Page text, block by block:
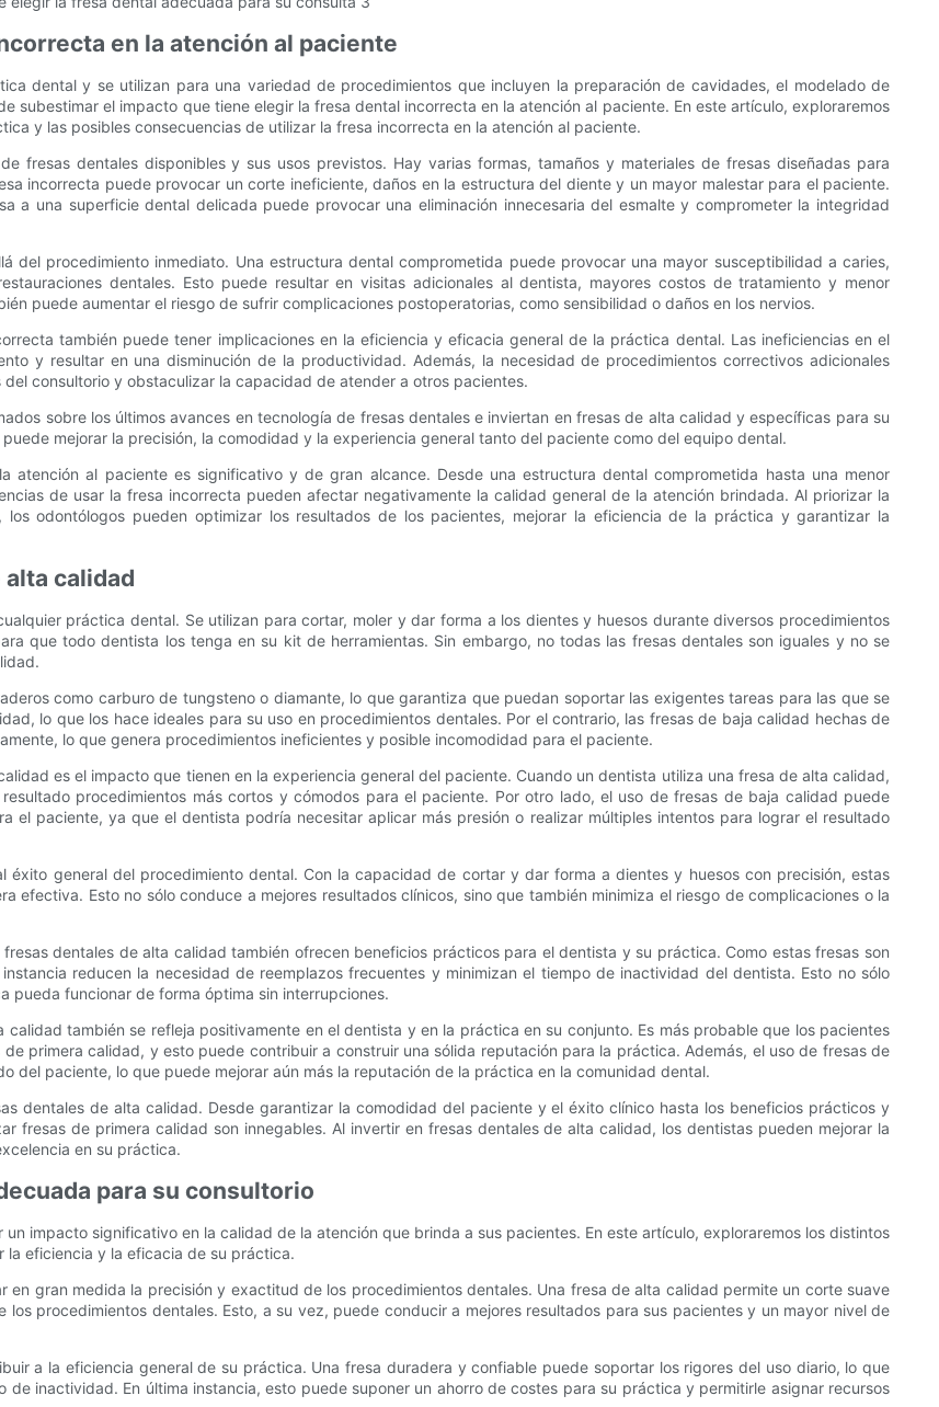
en la atención al paciente
dental y se utilizan para una variedad de procedimientos que incluyen la preparación de cavidades, el modelado de
subestimar el impacto que tiene elegir la fresa dental incorrecta en la atención al paciente. En este artículo, exploraremos
y las posibles consecuencias de utilizar la fresa incorrecta en la atención al paciente.
fresas dentales disponibles y sus usos previstos. Hay varias formas, tamaños y materiales de fresas diseñadas para
incorrecta puede provocar un corte ineficiente, daños en la estructura del diente y un mayor malestar para el paciente.
a una superficie dental delicada puede provocar una eliminación innecesaria del esmalte y comprometer la integridad
del procedimiento inmediato. Una estructura dental comprometida puede provocar una mayor susceptibilidad a caries,
dentales. Esto puede resultar en visitas adicionales al dentista, mayores costos de tratamiento y menor
puede aumentar el riesgo de sufrir complicaciones postoperatorias, como sensibilidad o daños en los nervios.
también puede tener implicaciones en la eficiencia y eficacia general de la práctica dental. Las ineficiencias en el
y resultar en una disminución de la productividad. Además, la necesidad de procedimientos correctivos adicionales
consultorio y obstaculizar la capacidad de atender a otros pacientes.
sobre los últimos avances en tecnología de fresas dentales e inviertan en fresas de alta calidad y específicas para su
mejorar la precisión, la comodidad y la experiencia general tanto del paciente como del equipo dental.
atención al paciente es significativo y de gran alcance. Desde una estructura dental comprometida hasta una menor
de usar la fresa incorrecta pueden afectar negativamente la calidad general de la atención brindada. Al priorizar la
odontólogos pueden optimizar los resultados de los pacientes, mejorar la eficiencia de la práctica y garantizar la
calidad
práctica dental. Se utilizan para cortar, moler y dar forma a los dientes y huesos durante diversos procedimientos
que todo dentista los tenga en su kit de herramientas. Sin embargo, no todas las fresas dentales son iguales y no se
como carburo de tungsteno o diamante, lo que garantiza que puedan soportar las exigentes tareas para las que se
lo que los hace ideales para su uso en procedimientos dentales. Por el contrario, las fresas de baja calidad hechas de
lo que genera procedimientos ineficientes y posible incomodidad para el paciente.
es el impacto que tienen en la experiencia general del paciente. Cuando un dentista utiliza una fresa de alta calidad,
procedimientos más cortos y cómodos para el paciente. Por otro lado, el uso de fresas de baja calidad puede
el paciente, ya que el dentista podría necesitar aplicar más presión o realizar múltiples intentos para lograr el resultado
éxito general del procedimiento dental. Con la capacidad de cortar y dar forma a dientes y huesos con precisión, estas
efectiva. Esto no sólo conduce a mejores resultados clínicos, sino que también minimiza el riesgo de complicaciones o la
dentales de alta calidad también ofrecen beneficios prácticos para el dentista y su práctica. Como estas fresas son
reducen la necesidad de reemplazos frecuentes y minimizan el tiempo de inactividad del dentista. Esto no sólo
pueda funcionar de forma óptima sin interrupciones.
también se refleja positivamente en el dentista y en la práctica en su conjunto. Es más probable que los pacientes
primera calidad, y esto puede contribuir a construir una sólida reputación para la práctica. Además, el uso de fresas de
del paciente, lo que puede mejorar aún más la reputación de la práctica en la comunidad dental.
dentales de alta calidad. Desde garantizar la comodidad del paciente y el éxito clínico hasta los beneficios prácticos y
fresas de primera calidad son innegables. Al invertir en fresas dentales de alta calidad, los dentistas pueden mejorar la
en su práctica.
para su consultorio
impacto significativo en la calidad de la atención que brinda a sus pacientes. En este artículo, exploraremos los distintos
eficiencia y la eficacia de su práctica.
en gran medida la precisión y exactitud de los procedimientos dentales. Una fresa de alta calidad permite un corte suave
procedimientos dentales. Esto, a su vez, puede conducir a mejores resultados para sus pacientes y un mayor nivel de
a la eficiencia general de su práctica. Una fresa duradera y confiable puede soportar los rigores del uso diario, lo que
inactividad. En última instancia, esto puede suponer un ahorro de costes para su práctica y permitirle asignar recursos